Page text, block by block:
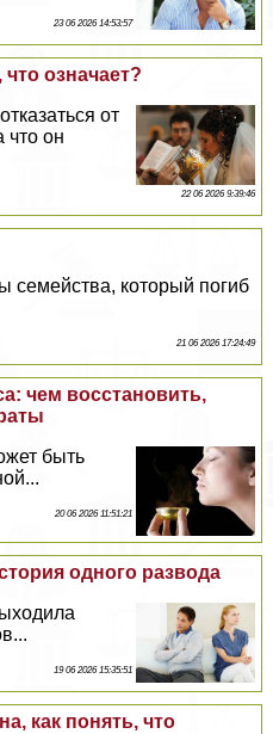
23 06 2026 14:53:57
означает?
от
что он
22 06 2026 9:39:46
семейства, который погиб
21 06 2026 17:24:49
чем восстановить,
быть
20 06 2026 11:51:21
одного развода
19 06 2026 15:35:51
как понять, что